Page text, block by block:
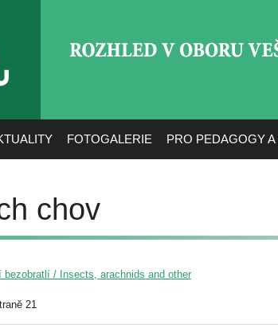
FOTOGALERIE PRO PEDAGOGY
chov
/ Insects, arachnids and other
21